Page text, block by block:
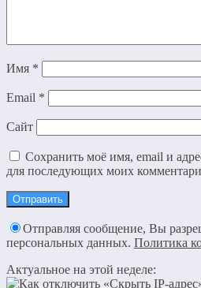
Имя *
Email *
Сайт
Сохранить моё имя, email и
для последующих моих
Отправляя сообщение, Вы
персональных данных. Политика
Актуальное на этой неделе: